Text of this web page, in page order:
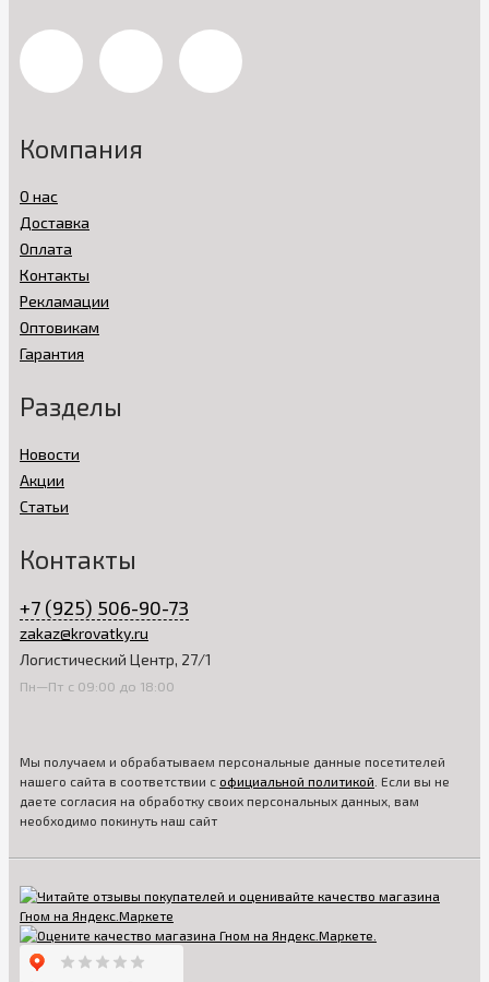
Компания
О нас
Доставка
Оплата
Контакты
Рекламации
Оптовикам
Гарантия
Разделы
Новости
Акции
Статьи
Контакты
+7 (925) 506-90-73
zakaz@krovatky.ru
Логистический Центр, 27/1
Пн—Пт с 09:00 до 18:00
Мы получаем и обрабатываем персональные данные посетителей
нашего сайта в соответствии с официальной политикой . Если вы не
даете согласия на обработку своих персональных данных, вам
необходимо покинуть наш сайт